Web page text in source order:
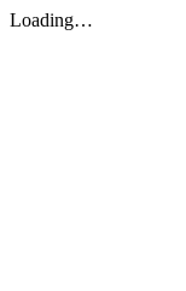
Loading…